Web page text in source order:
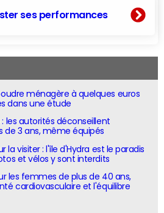
ses performances
ménagère à quelques euros
dans une étude
: les autorités déconseillent
de 3 ans, même équipés
la visiter : l'île d'Hydra est le paradis
et vélos y sont interdits
les femmes de plus de 40 ans,
cardiovasculaire et l'équilibre